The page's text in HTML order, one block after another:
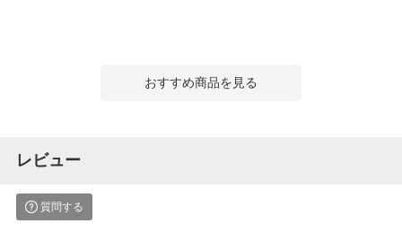
おすすめ商品を見る
レビュー
質問する